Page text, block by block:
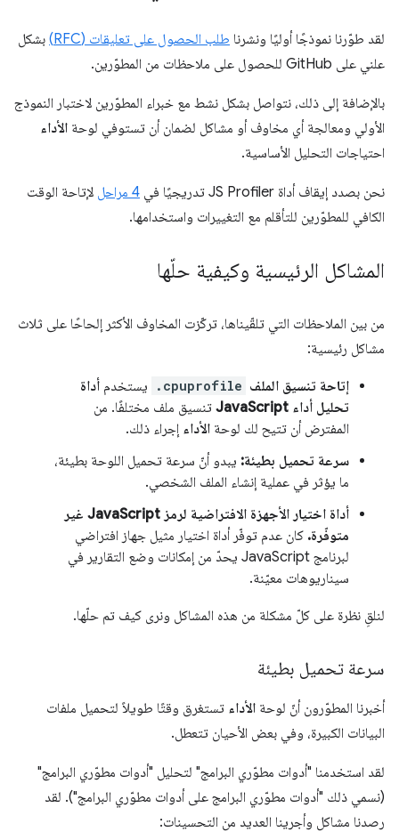
لقد طوّرنا نموذجًا أوليًا ونشرنا طلب الحصول على تعليقات (RFC)
بشكل
علني على GitHub للحصول على ملاحظات من المطوّرين.
بالإضافة إلى ذلك، نتواصل بشكل نشط مع خبراء المطوّرين لاختبار النموذج
الأولي ومعالجة أي مخاوف أو مشاكل لضمان أن تستوفي لوحة الأداء
احتياجات التحليل الأساسية.
نحن بصدد إيقاف أداة JS Profiler تدريجيًا في 4 مراحل
لإتاحة الوقت
الكافي للمطوّرين للتأقلم مع التغييرات واستخدامها.
المشاكل الرئيسية وكيفية حلّها
من بين الملاحظات التي تلقّيناها، تركّزت المخاوف الأكثر إلحاحًا على ثلاث
مشاكل رئيسية:
إتاحة تنسيق الملف .cpuprofile يستخدم أداة
تحليل أداء JavaScript
تنسيق ملف مختلفًا. من
المفترض أن تتيح لك لوحة الأداء إجراء ذلك.
سرعة تحميل بطيئة: يبدو أنّ سرعة تحميل اللوحة بطيئة،
ما يؤثر في عملية إنشاء الملف الشخصي.
أداة اختيار الأجهزة الافتراضية لرمز JavaScript غير
متوفّرة. كان عدم توفّر أداة اختيار مثيل جهاز افتراضي
لبرنامج JavaScript يحدّ من إمكانات وضع التقارير في
سيناريوهات معيّنة.
لنلقِ نظرة على كلّ مشكلة من هذه المشاكل ونرى كيف تم حلّها.
سرعة تحميل بطيئة
أخبرنا المطوّرون أنّ لوحة الأداء تستغرق وقتًا طويلاً لتحميل ملفات
البيانات الكبيرة، وفي بعض الأحيان تتعطل.
لقد استخدمنا "أدوات مطوّري البرامج" لتحليل "أدوات مطوّري البرامج"
(نسمي ذلك "أدوات مطوّري البرامج على أدوات مطوّري البرامج"). لقد
رصدنا مشاكل وأجرينا العديد من التحسينات: